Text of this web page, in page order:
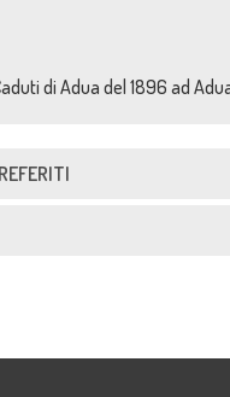
di Adua del 1896 ad